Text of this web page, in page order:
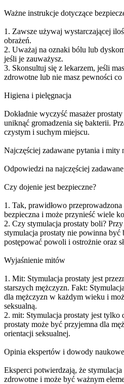
Ważne instrukcje dotyczące
1. Zawsze używaj wystarczającej
obrażeń.
2. Uważaj na oznaki bólu lub
jeśli je zauważysz.
3. Skonsultuj się z lekarzem, jeśli
zdrowotne lub nie masz pewności
Higiena i pielęgnacja
Dokładnie wyczyść masażer
uniknąć gromadzenia się bakterii.
czystym i suchym miejscu.
Najczęściej zadawane pytania i mity
Odpowiedzi na najczęściej
Czy dojenie jest bezpieczne?
1. Tak, prawidłowo
bezpieczna i może przynieść wiele
2. Czy stymulacja prostaty boli?
stymulacja prostaty nie powinna być
postępować powoli i ostrożnie oraz
Wyjaśnienie mitów
1. Mit: Stymulacja prostaty jest
starszych mężczyzn. Fakt:
dla mężczyzn w każdym wieku i
seksualną.
2. mit: Stymulacja prostaty jest tylko
prostaty może być przyjemna dla
orientacji seksualnej.
Opinia ekspertów i dowody naukowe
Eksperci potwierdzają, że
zdrowotne i może być ważnym